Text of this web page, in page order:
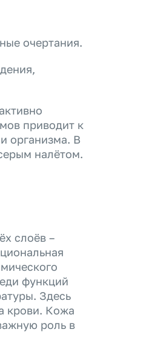
очертания.
приводит к
организма. В
налётом.
слоёв –
функций
Здесь
крови. Кожа
роль в